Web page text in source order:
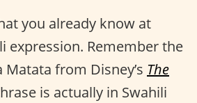
you already know at
expression. Remember the
from Disney’s The
is actually in Swahili